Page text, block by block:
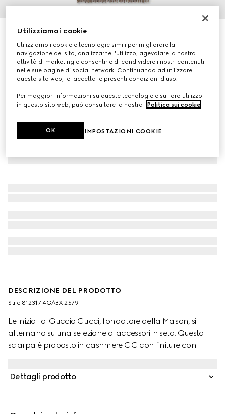
Sciarpa in cashmere GG
CHF 860
Variantebeige
DESCRIZIONE DEL PRODOTTO
Stile ‎812317 4GABX 2579
Le iniziali di Guccio Gucci, fondatore della Maison, si
alternano su una selezione di accessori in seta. Questa
sciarpa è proposto in cashmere GG con finiture con
Dettagli prodotto
Utilizziamo i cookie
Utilizziamo i cookie e tecnologie simili per migliorare la
navigazione del sito, analizzarne l'utilizzo, agevolare la nostra
attività di marketing e consentirle di condividere i nostri contenuti
nelle sue pagine di social network. Continuando ad utilizzare
questo sito web, lei accetta le presenti condizioni d'uso.
Per maggiori informazioni su queste tecnologie e sul loro utilizzo
in questo sito web, può consultare la nostra
Politica sui cookie.
IMPOSTAZIONI COOKIE
OK